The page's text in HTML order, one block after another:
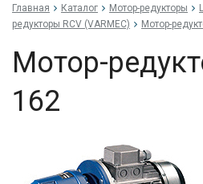
Главная Каталог Мотор-редукторы
редукторы RCV (VARMEC)
Мотор-
Мотор-
162